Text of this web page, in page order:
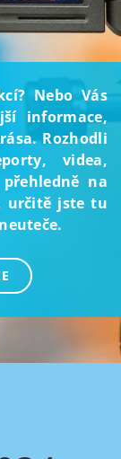
Nebo Vás
informace,
Rozhodli
videa,
na
určitě jste tu